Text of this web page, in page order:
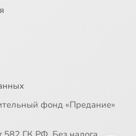
фонд «Предание»